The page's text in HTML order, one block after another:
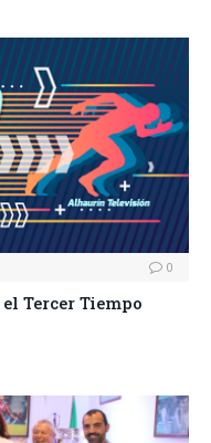
0
Tercer Tiempo